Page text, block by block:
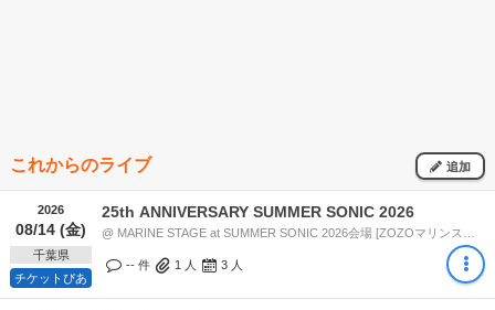
これからのライブ 追加
2026
08/14 (金)
千葉県
チケットぴあ
25th ANNIVERSARY SUMMER SONIC 2026
-- 件 1 人 3 人